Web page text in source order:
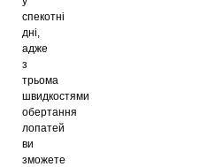
спекотні
дні,
адже
з
трьома
швидкостями
обертання
лопатей
ви
зможете